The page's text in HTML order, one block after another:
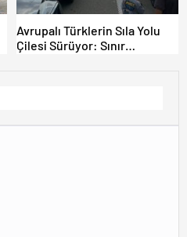
Avrupalı Türklerin Sıla Yolu
Çilesi Sürüyor: Sınır